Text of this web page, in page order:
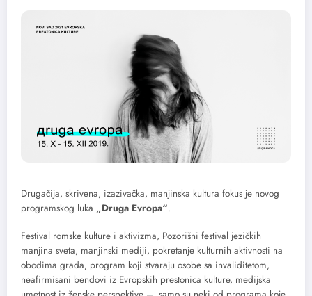
Drugačija, skrivena, izazivačka, manjinska kultura fokus je novog
programskog luka „Druga Evropa“.
Festival romske kulture i aktivizma, Pozorišni festival jezičkih
manjina sveta, manjinski mediji, pokretanje kulturnih aktivnosti na
obodima grada, program koji stvaraju osobe sa invaliditetom,
neafirmisani bendovi iz Evropskih prestonica kulture, medijska